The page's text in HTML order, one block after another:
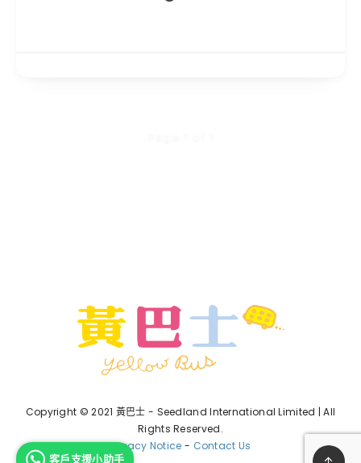
Copyright © 2021 黃巴士 - Seedland International Limited | All
Rights Reserved.
Privacy Notice - Contact Us
客戶支援小助手